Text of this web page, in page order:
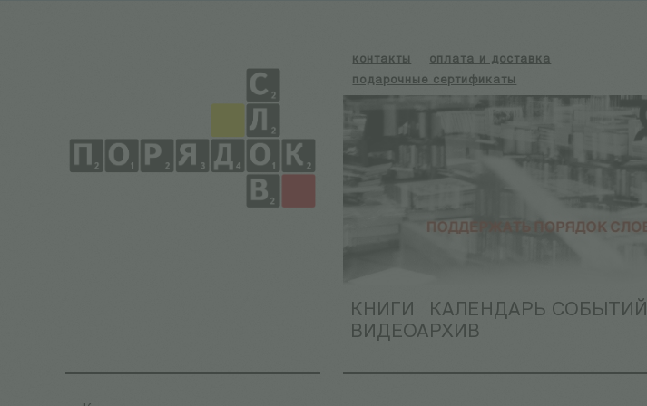
контакты
оплата и доставка
подарочные сертификаты
КНИГИ
КАЛЕНДАРЬ СОБЫТИЙ
ВИДЕОАРХИВ